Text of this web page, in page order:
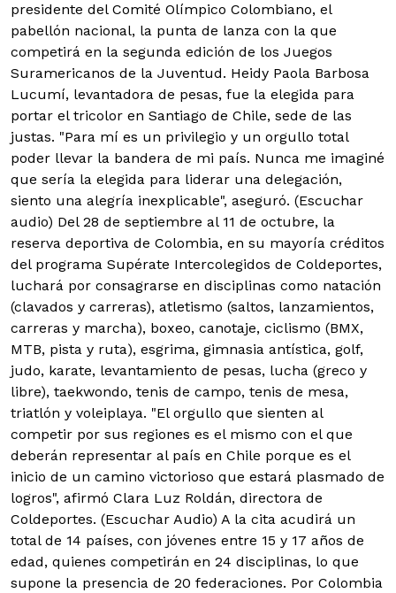
presidente del Comité Olímpico Colombiano, el
pabellón nacional, la punta de lanza con la que
competirá en la segunda edición de los Juegos
Suramericanos de la Juventud. Heidy Paola Barbosa
Lucumí, levantadora de pesas, fue la elegida para
portar el tricolor en Santiago de Chile, sede de las
justas. "Para mí es un privilegio y un orgullo total
poder llevar la bandera de mi país. Nunca me imaginé
que sería la elegida para liderar una delegación,
siento una alegría inexplicable", aseguró. (Escuchar
audio) Del 28 de septiembre al 11 de octubre, la
reserva deportiva de Colombia, en su mayoría créditos
del programa Supérate Intercolegidos de Coldeportes,
luchará por consagrarse en disciplinas como natación
(clavados y carreras), atletismo (saltos, lanzamientos,
carreras y marcha), boxeo, canotaje, ciclismo (BMX,
MTB, pista y ruta), esgrima, gimnasia antística, golf,
judo, karate, levantamiento de pesas, lucha (greco y
libre), taekwondo, tenis de campo, tenis de mesa,
triatlón y voleiplaya. "El orgullo que sienten al
competir por sus regiones es el mismo con el que
deberán representar al país en Chile porque es el
inicio de un camino victorioso que estará plasmado de
logros", afirmó Clara Luz Roldán, directora de
Coldeportes. (Escuchar Audio) A la cita acudirá un
total de 14 países, con jóvenes entre 15 y 17 años de
edad, quienes competirán en 24 disciplinas, lo que
supone la presencia de 20 federaciones. Por Colombia